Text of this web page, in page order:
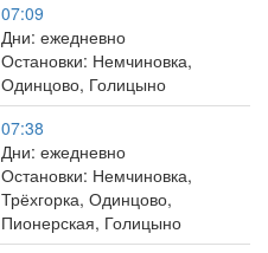
07:09
Дни: ежедневно
Остановки: Немчиновка,
Одинцово, Голицыно
07:38
Дни: ежедневно
Остановки: Немчиновка,
Трёхгорка, Одинцово,
Пионерская, Голицыно